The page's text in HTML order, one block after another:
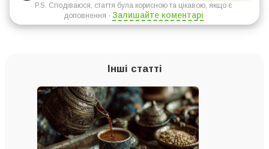
P.S. Сподіваюся, стаття була корисною та цікавою, якщо є
доповнення - Залишайте коментарі
Інші статті